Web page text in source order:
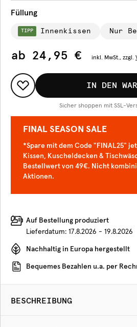
Füllung
TIPP Innenkissen Nur
ab 24,95 € inkl. MwSt., zzgl.
IN DEN
Sicher shoppen mit SSL-
FINAL SEASON SALE
*Spare mit dem Code "FINAL25"
Kissen, Kuscheldecken &
Bestellwert von 49€. Nicht
Aktionen.
Auf Bestellung produziert
Lieferdatum: 17.8.2026 - 19.8.2026
Nachhaltig in Europa hergestellt
Bequemes Bezahlen u.a. per
BESCHREIBUNG